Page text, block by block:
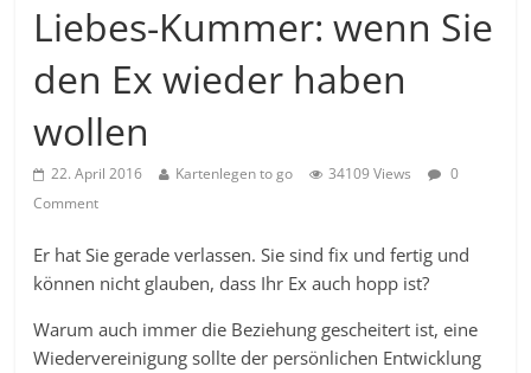
Liebes-Kummer: wenn Sie
den Ex wieder haben
wollen
22. April 2016 Kartenlegen to go 34109 Views
0
Comment
Er hat Sie gerade verlassen. Sie sind fix und fertig und
können nicht glauben, dass Ihr Ex auch hopp ist?
Warum auch immer die Beziehung gescheitert ist, eine
Wiedervereinigung sollte der persönlichen Entwicklung